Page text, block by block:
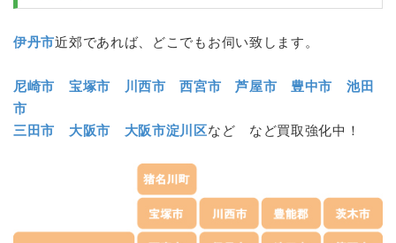
伊丹市近郊であれば、どこでもお伺い致します。
尼崎市 宝塚市 川西市 西宮市 芦屋市 豊中市
池田
市
三田市
大阪市 大阪市淀川区など など買取強化中！